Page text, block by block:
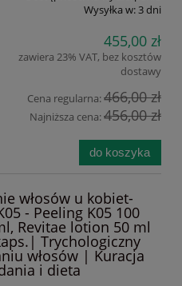
Wysyłka w:3 dni
455,00 zł
zawiera 23% VAT, bez kosztów
dostawy
Cena regularna:466,00 zł
Najniższa cena:456,00 zł
do koszyka
włosów u kobiet-
- Peeling K05 100
Revitae lotion 50 ml
Trychologiczny
włosów | Kuracja
i dieta